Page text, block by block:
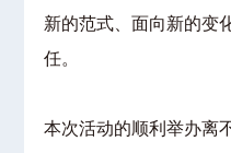
新的范式、面向新的变
任。
本次活动的顺利举办离